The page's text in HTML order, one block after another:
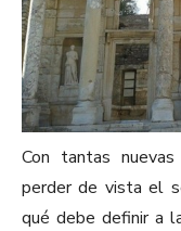
Con tantas
perder de vista el
qué debe definir a